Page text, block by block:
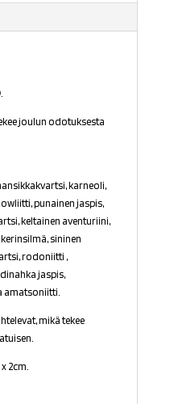
joulun odotuksesta
karneoli,
punainen jaspis,
keltainen aventuriini,
sininen
rodoniitti ,
jaspis,
amatsoniitti.
mikä tekee
2cm.